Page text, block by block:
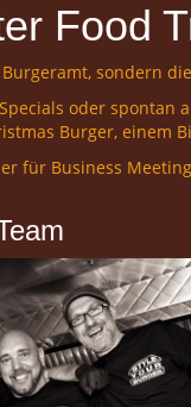
Food
sondern
oder spontan
Burger, einem
für Business